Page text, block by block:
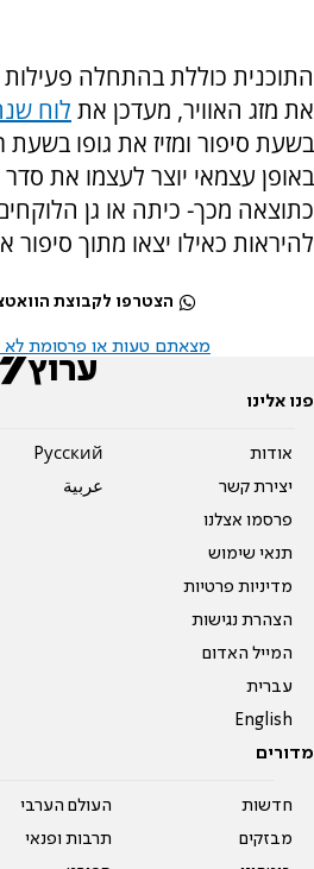
התוכנית כוללת בהתחלה פעילות
את מזג האוויר, מעדכן את לוח
בשעת סיפור ומזיז את גופו בשעת
באופן עצמאי יוצר לעצמו את
כתוצאה מכך- כיתה או גן
להיראות כאילו יצאו מתוך סיפור
הצטרפו לקבוצת
מצאתם טעות או פרסומת לא
פנו אלינו
אודות
יצירת קשר
פרסמו אצלנו
תנאי שימוש
מדיניות פרטיות
הצהרת נגישות
המייל האדום
עברית
English
Pусский
عربية
מדורים
חדשות
מבזקים
העולם הערבי
תרבות ופנאי